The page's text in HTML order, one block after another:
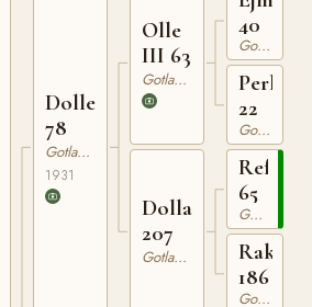
Dolle
78
Gotlandsruss
1931
Olle
III 63
Gotlandsruss
Dolla
207
Gotlandsruss
40
Gotlandsruss
Perla
22
Gotlandsruss
Reform
65
Gotlandsruss
Rakel
186
Gotlandsruss